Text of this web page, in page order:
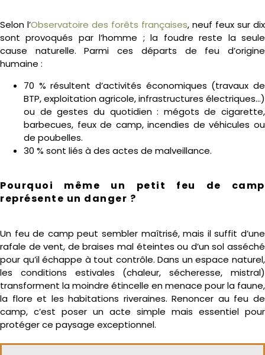
Selon l’Observatoire des forêts françaises, neuf feux sur dix
sont provoqués par l’homme ; la foudre reste la seule
cause naturelle. Parmi ces départs de feu d’origine
humaine :
70 % résultent d’activités économiques (travaux de
BTP, exploitation agricole, infrastructures électriques…)
ou de gestes du quotidien : mégots de cigarette,
barbecues, feux de camp, incendies de véhicules ou
de poubelles.
30 % sont liés à des actes de malveillance.
Pourquoi même un petit feu de camp
représente un danger ?
Un feu de camp peut sembler maîtrisé, mais il suffit d’une
rafale de vent, de braises mal éteintes ou d’un sol asséché
pour qu’il échappe à tout contrôle. Dans un espace naturel,
les conditions estivales (chaleur, sécheresse, mistral)
transforment la moindre étincelle en menace pour la faune,
la flore et les habitations riveraines. Renoncer au feu de
camp, c’est poser un acte simple mais essentiel pour
protéger ce paysage exceptionnel.